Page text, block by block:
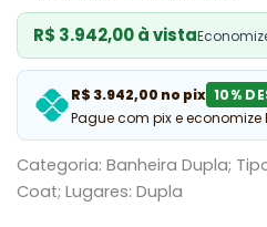
R$ 3.942,00 à vista
R$ 3.942,00 no pix 10%
Pague com pix e economize
Categoria: Banheira Dupla;
Coat; Lugares: Dupla